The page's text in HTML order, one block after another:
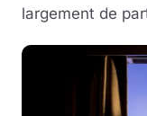
largement de